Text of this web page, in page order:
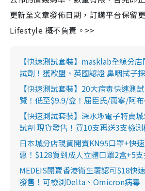
更新至文章發佈日期，訂購平台保留
Lifestyle 概不負責。>>
【快速測試套裝】masklab全線分
試劑！獲歐盟、英國認證 鼻咽拭子
【快速測試套裝】20大病毒快速測
覽！低至$9.9/盒！屈臣氏/萬寧/阿
【快速測試套裝】深水埗電子特賣
試劑 現貨發售！買10支再送3支檢
日本城分店現貨開賣KN95口罩+快
惠！$128買到成人立體口罩2盒+5
MEDEIS開賣香港衛生署認可$18快
發售！可檢測Delta、Omicron病毒